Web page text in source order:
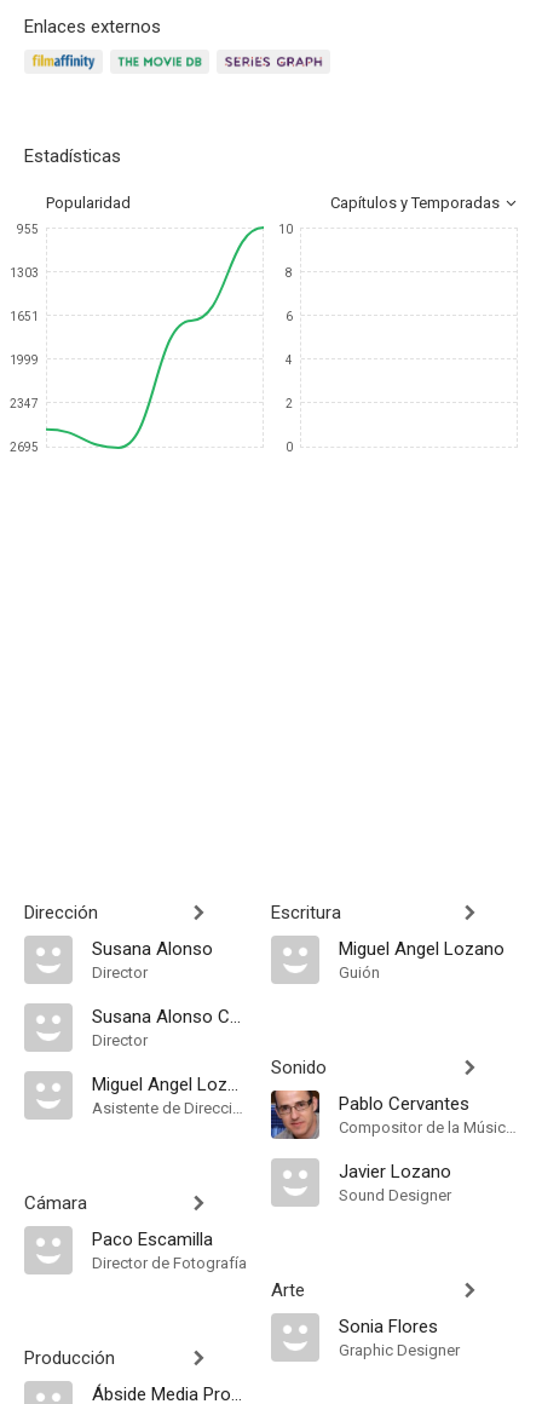
Enlaces externos
Estadísticas
Popularidad Capítulos y Temporadas
955
1303
1651
1999
2347
2695
10
8
6
4
2
0
Dirección
Susana Alonso
Director
Susana Alonso Cuenllas
Director
Miguel Angel Lozano
Asistente de Dirección
Cámara
Paco Escamilla
Director de Fotografía
Producción
Ábside Media Producciones
Escritura
Miguel Angel Lozano
Guión
Sonido
Pablo Cervantes
Compositor de la Música Original
Javier Lozano
Sound Designer
Arte
Sonia Flores
Graphic Designer